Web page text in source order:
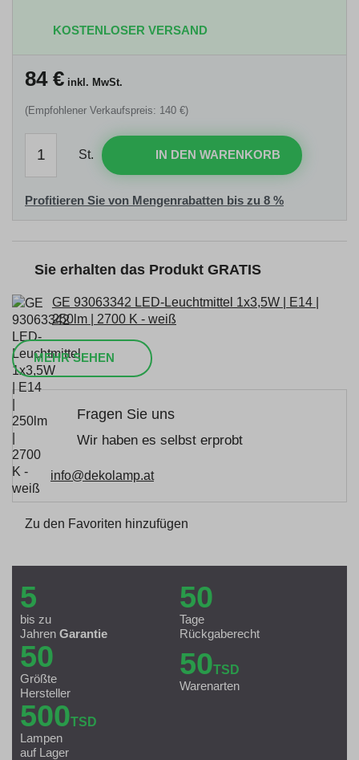
KOSTENLOSER VERSAND
84€ inkl. MwSt.
(Empfohlener Verkaufspreis: 140 €)
St. IN DEN WARENKORB
Profitieren Sie von Mengenrabatten bis zu 8 %
Sie erhalten das Produkt GRATIS
GE 93063342 LED-Leuchtmittel 1x3,5W | E14 |
250lm | 2700 K - weiß
MEHR SEHEN
Fragen Sie uns
Wir haben es selbst erprobt
info@dekolamp.at
Zu den Favoriten hinzufügen
5
bis zu
Jahren Garantie
50
Tage
Rückgaberecht
50
Größte
Hersteller
50TSD
Warenarten
500TSD
Lampen
auf Lager